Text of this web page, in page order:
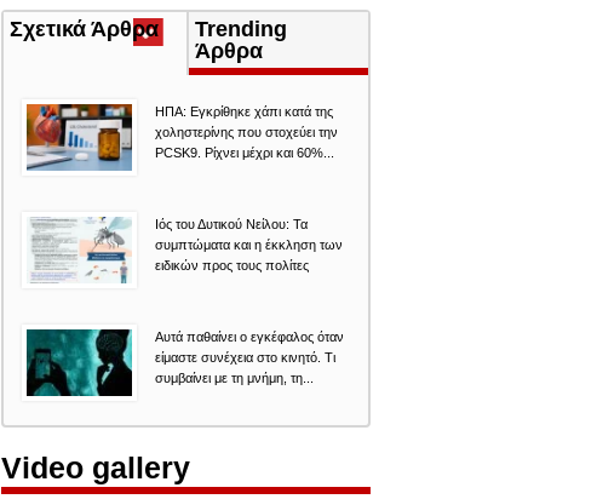
Σχετικά Άρθρα (ενεργή
καρτέλα)
Trending
Άρθρα
ΗΠΑ: Εγκρίθηκε χάπι κατά της
χοληστερίνης που στοχεύει την
PCSK9. Ρίχνει μέχρι και 60%...
Ιός του Δυτικού Νείλου: Τα
συμπτώματα και η έκκληση των
ειδικών προς τους πολίτες
Αυτά παθαίνει ο εγκέφαλος όταν
είμαστε συνέχεια στο κινητό. Τι
συμβαίνει με τη μνήμη, τη...
Video gallery